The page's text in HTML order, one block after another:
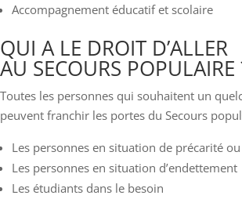
Accompagnement éducatif et scolaire
QUI A LE DROIT D’ALLER
AU SECOURS POPULAIRE
Toutes les personnes qui souhaitent un
peuvent franchir les portes du Secours
Les personnes en situation de précarité
Les personnes en situation d’endettement
Les étudiants dans le besoin